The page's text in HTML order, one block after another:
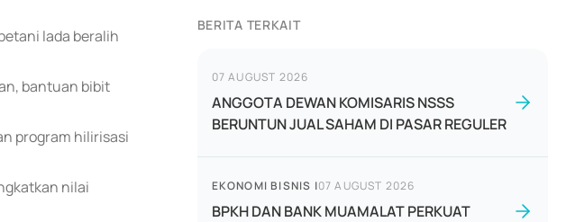
lada beralih
bantuan bibit
program hilirisasi
nilai
BERITA TERKAIT
07 AUGUST 2026
ANGGOTA DEWAN KOMISARIS NSSS
BERUNTUN JUAL SAHAM DI PASAR REGULER
EKONOMI BISNIS |07 AUGUST 2026
BPKH DAN BANK MUAMALAT PERKUAT